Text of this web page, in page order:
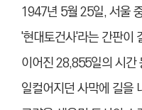
1947년 5월 25일, 서울
'현대토건사'라는 간판이
이어진 28,855일의 시간
일컬어지던 사막에 길을